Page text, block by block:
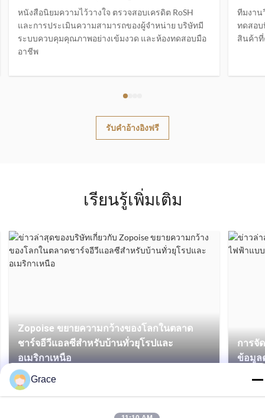
หนังสือนิยมความไว้วางใจ ตรวจสอบเครดิต RoSH
และการประเมินความสามารถของผู้จําหน่าย บริษัทมี
ระบบควบคุมคุณภาพอย่างเข้มงวด และห้องทดสอบมือ
อาชีพ
ทีมงาน
ทดสอบ
สินค้า
รับคําอ้างอิงฟรี
เรียนรู้เพิ่มเติม
Zopoise ขยายความกว้างของโลกในตลาด
ชาร์จอีวีแอลซีสําหรับบ้านทั่วยุโรปและ
อเมริกาเหนือ
การจั
ข้อมูล
Grace